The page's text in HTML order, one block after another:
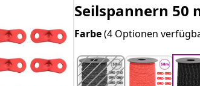
Seilspannern 50
Farbe(4 Optionen